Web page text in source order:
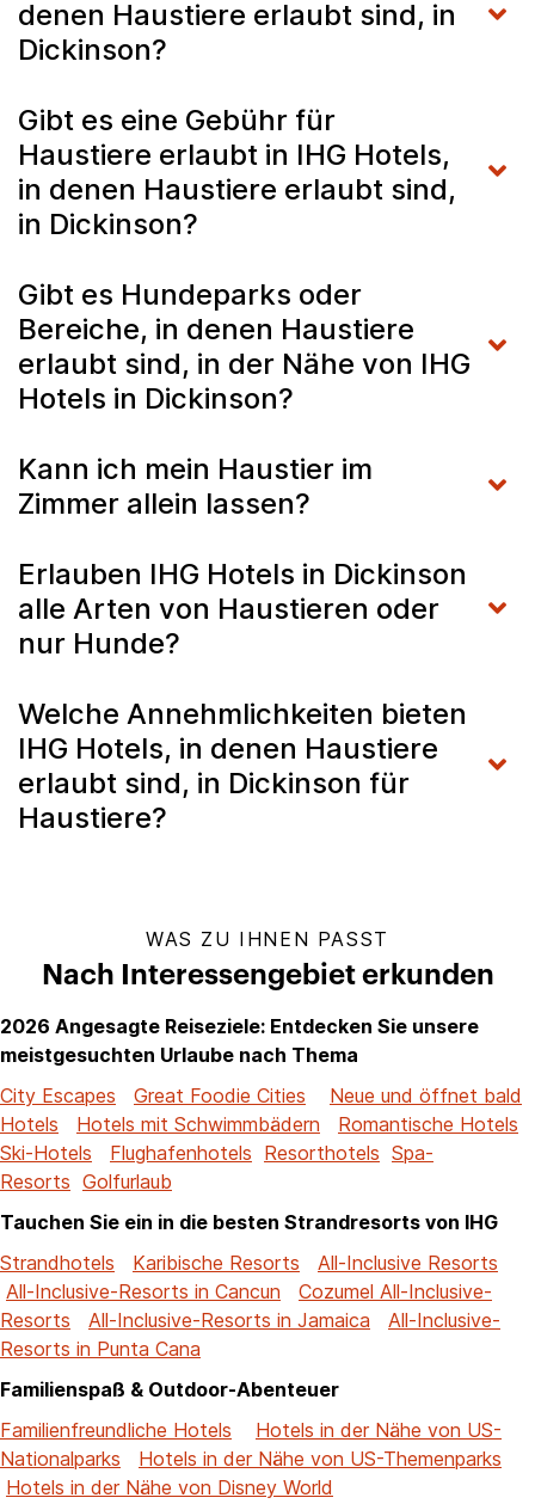
denen Haustiere erlaubt sind, in
Dickinson?
Gibt es eine Gebühr für
Haustiere erlaubt in IHG Hotels,
in denen Haustiere erlaubt sind,
in Dickinson?
Gibt es Hundeparks oder
Bereiche, in denen Haustiere
erlaubt sind, in der Nähe von IHG
Hotels in Dickinson?
Kann ich mein Haustier im
Zimmer allein lassen?
Erlauben IHG Hotels in Dickinson
alle Arten von Haustieren oder
nur Hunde?
Welche Annehmlichkeiten bieten
IHG Hotels, in denen Haustiere
erlaubt sind, in Dickinson für
Haustiere?
WAS ZU IHNEN PASST
Nach Interessengebiet erkunden
2026 Angesagte Reiseziele: Entdecken Sie unsere
meistgesuchten Urlaube nach Thema
City Escapes
Great Foodie Cities
Neue und öffnet bald
Hotels
Hotels mit Schwimmbädern
Romantische Hotels
Ski-Hotels
Flughafenhotels Resorthotels Spa-
Resorts Golfurlaub
Tauchen Sie ein in die besten Strandresorts von IHG
Strandhotels
Karibische Resorts
All-Inclusive Resorts
All-Inclusive-Resorts in Cancun
Cozumel All-Inclusive-
Resorts
All-Inclusive-Resorts in Jamaica
All-Inclusive-
Resorts in Punta Cana
Familienspaß & Outdoor-Abenteuer
Familienfreundliche Hotels
Hotels in der Nähe von US-
Nationalparks
Hotels in der Nähe von US-Themenparks
Hotels in der Nähe von Disney World